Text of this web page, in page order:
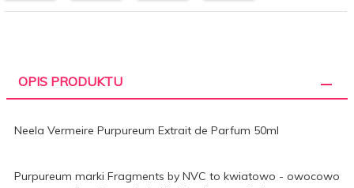
OPIS PRODUKTU
Neela Vermeire Purpureum Extrait de Parfum 50ml
Purpureum marki Fragments by NVC to kwiatowo - owocowo